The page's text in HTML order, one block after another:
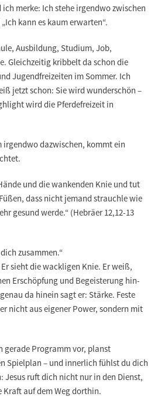
merke: Ich stehe irgendwo zwischen
kann es kaum erwarten“.
Ausbildung, Studium, Job,
Gleichzeitig kribbelt da schon die
Jugendfreizeiten im Sommer. Ich
jetzt schon: Sie wird wunderschön –
wird die Pferdefreizeit in
irgendwo dazwischen, kommt ein
und die wankenden Knie und tut
dass nicht jemand strauchle wie
gesund werde.“ (Hebräer 12,12-13
zusammen.“
sieht die wackligen Knie. Er weiß,
Erschöpfung und Begeisterung hin-
da hinein sagt er: Stärke. Feste
nicht aus eigener Power, sondern mit
gerade Programm vor, planst
Spielplan – und innerlich fühlst du dich
Jesus ruft dich nicht nur in den Dienst,
auf dem Weg dorthin.